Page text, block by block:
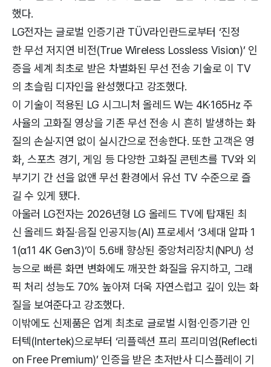
했다.
LG전자는 글로벌 인증기관 TÜV라인란드로부터 ‘진정
한 무선 저지연 비전(True Wireless Lossless Vision)’ 인
증을 세계 최초로 받은 차별화된 무선 전송 기술로 이 TV
의 초슬림 디자인을 완성했다고 강조했다.
이 기술이 적용된 LG 시그니처 올레드 W는 4K·165Hz 주
사율의 고화질 영상을 기존 무선 전송 시 흔히 발생하는 화
질의 손실·지연 없이 실시간으로 전송한다. 또한 고객은 영
화, 스포츠 경기, 게임 등 다양한 고화질 콘텐츠를 TV와 외
부기기 간 선을 없앤 무선 환경에서 유선 TV 수준으로 즐
길 수 있게 됐다.
아울러 LG전자는 2026년형 LG 올레드 TV에 탑재된 최
신 올레드 화질∙음질 인공지능(AI) 프로세서 ‘3세대 알파 1
1(α11 4K Gen3)’이 5.6배 향상된 중앙처리장치(NPU) 성
능으로 빠른 화면 변화에도 깨끗한 화질을 유지하고, 그래
픽 처리 성능도 70% 높아져 더욱 자연스럽고 깊이 있는 화
질을 보여준다고 강조했다.
이밖에도 신제품은 업계 최초로 글로벌 시험∙인증기관 인
터텍(Intertek)으로부터 ‘리플렉션 프리 프리미엄(Reflecti
on Free Premium)’ 인증을 받은 초저반사 디스플레이 기